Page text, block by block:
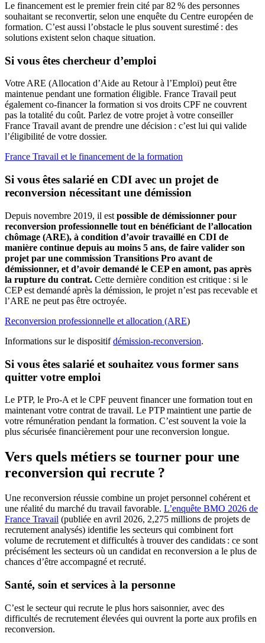
Le financement est le premier frein cité par 82 % des personnes
souhaitant se reconvertir, selon une enquête du Centre européen de
formation. C’est aussi l’obstacle le plus souvent surestimé : des
solutions existent selon chaque situation.
Si vous êtes chercheur d’emploi
Votre ARE (Allocation d’Aide au Retour à l’Emploi) peut être
maintenue pendant une formation éligible. France Travail peut
également co-financer la formation si vos droits CPF ne couvrent
pas la totalité du coût. Parlez de votre projet à votre conseiller
France Travail avant de prendre une décision : c’est lui qui valide
l’éligibilité de votre dossier.
France Travail et le financement de la formation
Si vous êtes salarié en CDI avec un projet de
reconversion nécessitant une démission
Depuis novembre 2019, il est possible de démissionner pour
reconversion professionnelle tout en bénéficiant de l’allocation
chômage (ARE), à condition d’avoir travaillé en CDI de
manière continue depuis au moins 5 ans, de faire valider son
projet par une commission Transitions Pro avant de
démissionner, et d’avoir demandé le CEP en amont, pas après
la rupture du contrat. Cette dernière condition est critique : si le
CEP est demandé après la démission, le projet n’est pas recevable et
l’ARE ne peut pas être octroyée.
Reconversion professionnelle et allocation (ARE)
Informations sur le dispositifdémission-reconversion.
Si vous êtes salarié et souhaitez vous former sans
quitter votre emploi
Le PTP, le Pro-A et le CPF peuvent financer une formation tout en
maintenant votre contrat de travail. Le PTP maintient une partie de
votre rémunération pendant la formation. C’est souvent la voie la
plus sécurisée financièrement pour une reconversion longue.
Vers quels métiers se tourner pour une
reconversion qui recrute ?
Une reconversion réussie combine un projet personnel cohérent et
une réalité du marché du travail favorable. L’enquête BMO 2026 de
France Travail (publiée en avril 2026, 2,275 millions de projets de
recrutement analysés) identifie les secteurs qui combinent fort
volume de recrutement et difficultés à trouver des candidats : ce sont
précisément les secteurs où un candidat en reconversion a le plus de
chances d’être accompagné et recruté.
Santé, soin et services à la personne
C’est le secteur qui recrute le plus hors saisonnier, avec des
difficultés de recrutement élevées qui ouvrent la porte aux profils en
reconversion.